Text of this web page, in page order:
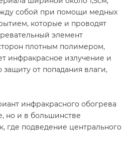
собой при помощи медных
которые и проводят
элемент
плотным полимером,
инфракрасное излучение и
от попадания влаги,
инфракрасного обогрева
но и в большинстве
где подведение центрального